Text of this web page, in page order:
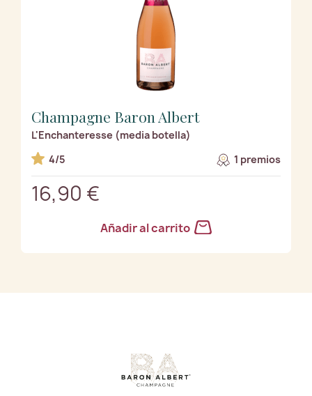
Champagne Baron Albert
L'Enchanteresse (media botella)
4/5
1 premios
16,90 €
Añadir al carrito